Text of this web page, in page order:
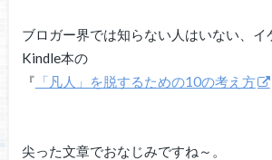
ブロガー界では知らない人はいない、イ
Kindle本の
『 「凡人」を脱するための10の考え方
尖った文章でおなじみですね～。